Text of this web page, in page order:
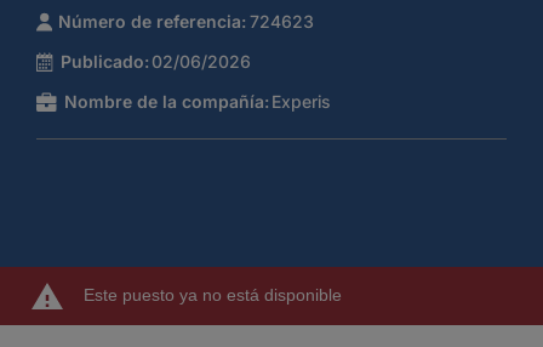
Número de referencia: 724623
Publicado: 02/06/2026
Nombre de la compañía: Experis
Este puesto ya no está disponible